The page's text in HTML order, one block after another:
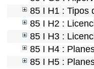
85 I H1 : Tipos
85 I H2 :
85 I H3 :
85 I H4 :
85 I H5 :